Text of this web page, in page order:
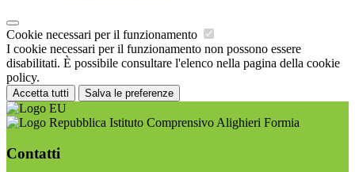
Cookie necessari per il funzionamento
I cookie necessari per il funzionamento non possono essere
disabilitati. È possibile consultare l'elenco nella pagina della cookie
policy.
Accetta tutti Salva le preferenze
Istituto Comprensivo Alighieri Formia
Contatti